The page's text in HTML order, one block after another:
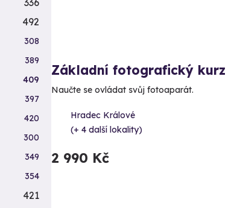
Základní fotografický kurz
Naučte se ovládat svůj fotoaparát.
Hradec Králové
(+ 4 další lokality)
2 990 Kč
336
492
308
389
409
397
420
300
349
354
421